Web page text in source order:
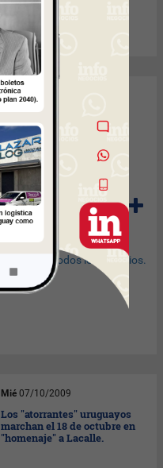
Mié07/10/2009
HSBC abrió sucursal en
Aguada, con todos los
servicios.
Mié 07/10/2009
Los "atorrantes" uruguayos
marchan el 18 de octubre en
"homenaje" a Lacalle.